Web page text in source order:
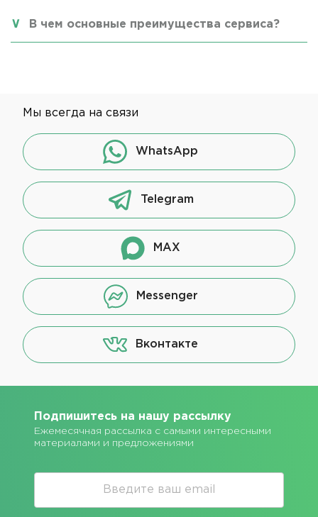
В чем основные преимущества сервиса?
Мы всегда на связи
WhatsApp
Telegram
MAX
Messenger
Вконтакте
Подпишитесь на нашу рассылку
Ежемесячная рассылка с самыми интересными
материалами и предложениями